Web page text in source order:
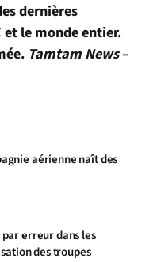
dernières
et le monde entier.
Tamtam News–
aérienne naît des
par erreur dans les
des troupes